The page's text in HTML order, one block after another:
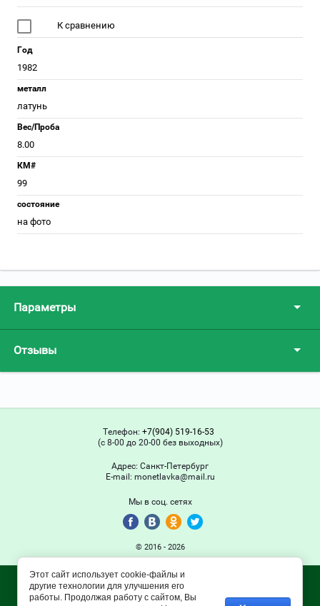
К сравнению
Год
1982
металл
латунь
Вес/Проба
8.00
КМ#
99
состояние
на фото
Параметры
Отзывы
Телефон: +7(904) 519-16-53
(с 8-00 до 20-00 без выходных)
Адрес: Санкт-Петербург
Е-mail: monetlavka@mail.ru
Мы в соц. сетях
© 2016 - 2026
Этот сайт использует cookie-файлы и
другие технологии для улучшения его
работы. Продолжая работу с сайтом, Вы